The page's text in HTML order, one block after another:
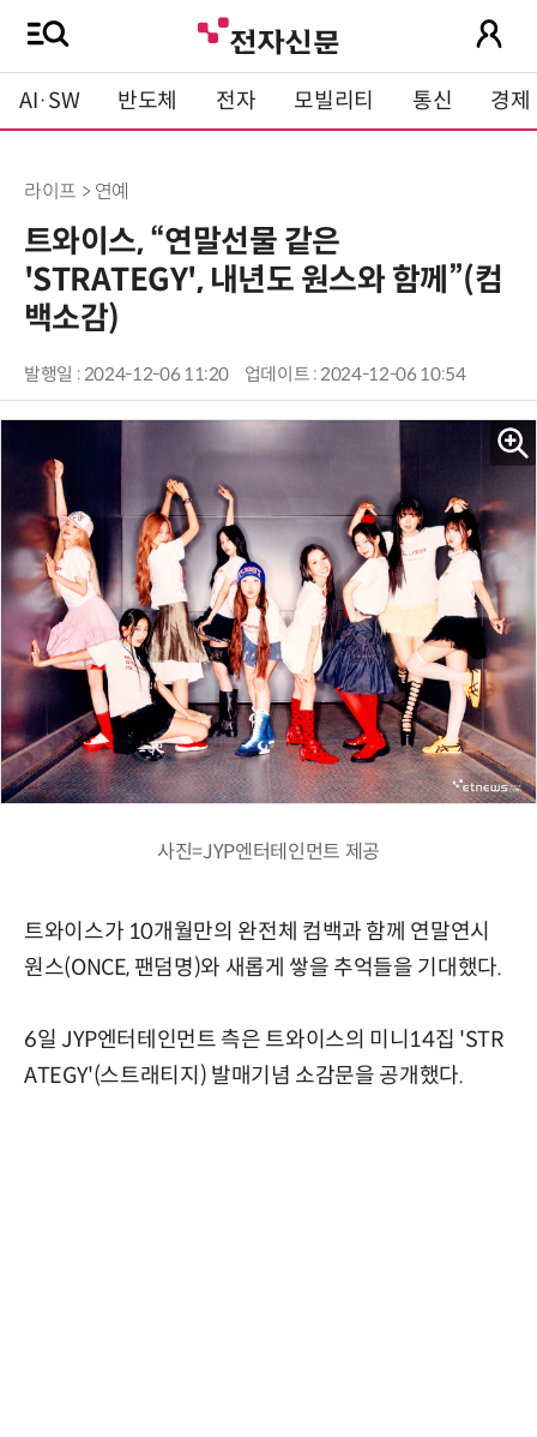
AI·SW 반도체 전자 모빌리티 통신 경제
라이프 > 연예
트와이스, “연말선물 같은
'STRATEGY', 내년도 원스와 함께”(컴
백소감)
발행일 : 2024-12-06 11:20 업데이트 : 2024-12-06 10:54
사진=JYP엔터테인먼트 제공
트와이스가 10개월만의 완전체 컴백과 함께 연말연시
원스(ONCE, 팬덤명)와 새롭게 쌓을 추억들을 기대했다.
6일 JYP엔터테인먼트 측은 트와이스의 미니14집 'STR
ATEGY'(스트래티지) 발매기념 소감문을 공개했다.